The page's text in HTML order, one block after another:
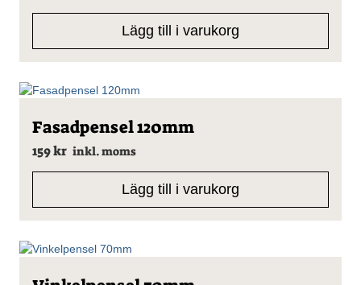
Lägg till i varukorg
Fasadpensel 120mm
159kr inkl. moms
Lägg till i varukorg